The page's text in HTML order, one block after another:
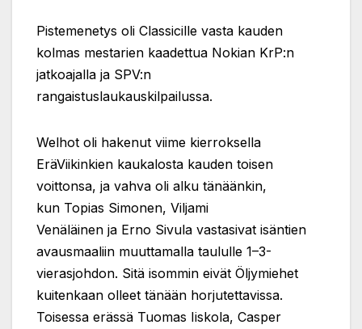
Pistemenetys oli Classicille vasta kauden
kolmas mestarien kaadettua Nokian KrP:n
jatkoajalla ja SPV:n
rangaistuslaukauskilpailussa.
Welhot oli hakenut viime kierroksella
EräViikinkien kaukalosta kauden toisen
voittonsa, ja vahva oli alku tänäänkin,
kun Topias Simonen, Viljami
Venäläinen ja Erno Sivula vastasivat isäntien
avausmaaliin muuttamalla taululle 1–3-
vierasjohdon. Sitä isommin eivät Öljymiehet
kuitenkaan olleet tänään horjutettavissa.
Toisessa erässä Tuomas Iiskola, Casper